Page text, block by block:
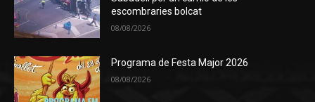
escombraries bolcat
08/08/2026
Programa de Festa Major 2026
08/08/2026